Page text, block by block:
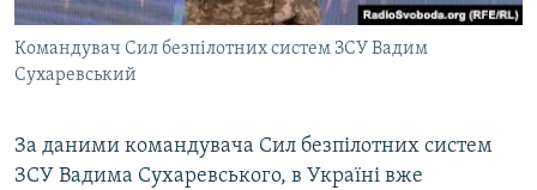
Командувач Сил безпілотних систем ЗСУ Вадим
Сухаревський
За даними командувача Сил безпілотних систем
ЗСУ Вадима Сухаревського, в Україні вже